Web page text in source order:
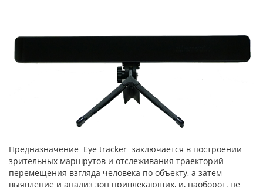
Предназначение Eye tracker заключается в построении
зрительных маршрутов и отслеживания траекторий
перемещения взгляда человека по объекту, а затем
выявление и анализ зон привлекающих, и, наоборот, не